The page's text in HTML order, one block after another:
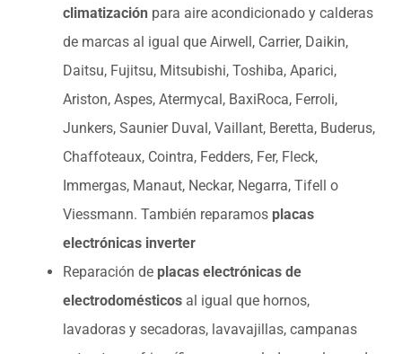
climatización para aire acondicionado y calderas
de marcas al igual que Airwell, Carrier, Daikin,
Daitsu, Fujitsu, Mitsubishi, Toshiba, Aparici,
Ariston, Aspes, Atermycal, BaxiRoca, Ferroli,
Junkers, Saunier Duval, Vaillant, Beretta, Buderus,
Chaffoteaux, Cointra, Fedders, Fer, Fleck,
Immergas, Manaut, Neckar, Negarra, Tifell o
Viessmann. También reparamos placas
electrónicas inverter
Reparación de placas electrónicas de
electrodomésticos al igual que hornos,
lavadoras y secadoras, lavavajillas, campanas